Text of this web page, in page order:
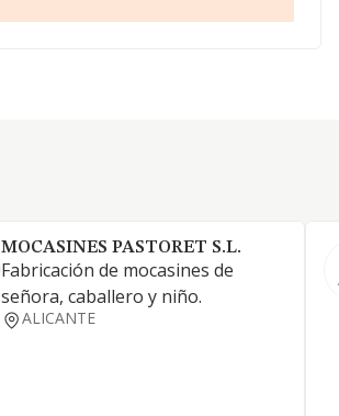
MOCASINES PASTORET S.L.
Fabricación de mocasines de
señora, caballero y niño.
ALICANTE